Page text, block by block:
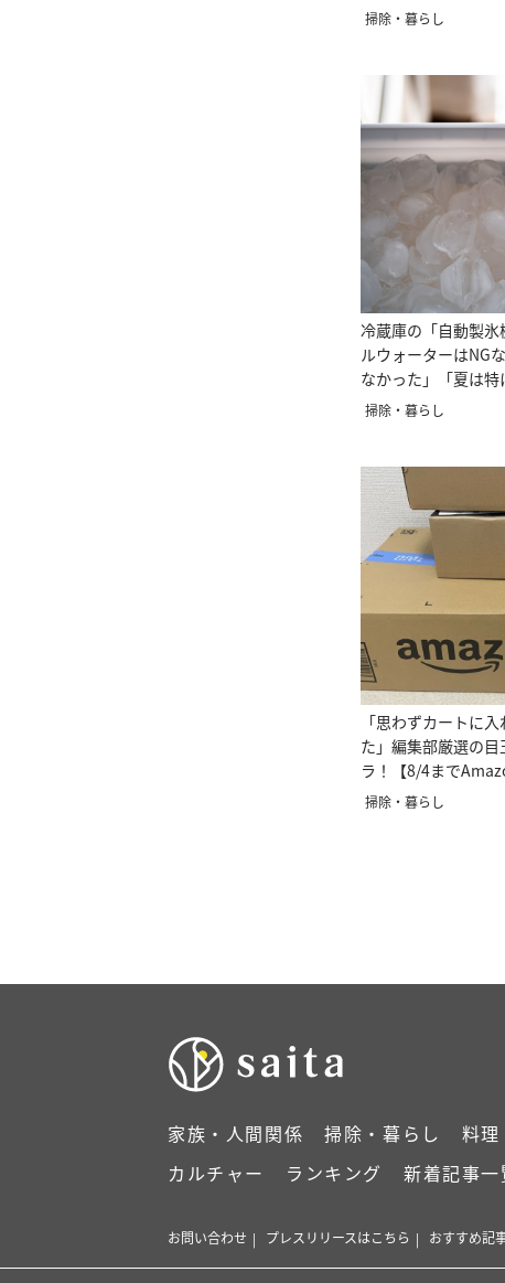
掃除・暮らし
冷蔵庫の「自動製氷
ルウォーターはNG
なかった」「夏は特
掃除・暮らし
「思わずカートに
た」編集部厳選の目
ラ！【8/4まで
掃除・暮らし
家族・人間関係 掃除・暮らし 料理
カルチャー
ランキング 新着記事一
お問い合わせ プレスリリースはこちら おすすめ記